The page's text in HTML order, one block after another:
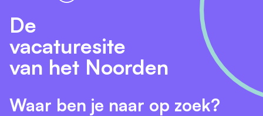
De
vacaturesite
van het Noorden
Waar ben je naar op zoek?